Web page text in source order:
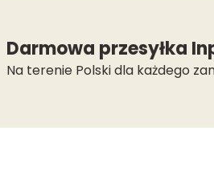
Darmowa przesyłka
Na terenie Polski dla każdego